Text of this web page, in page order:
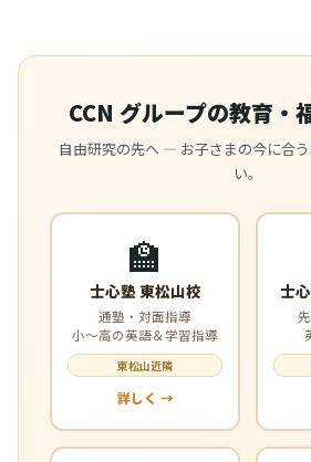
CCN グループの教育・
自由研究の先へ — お子さまの今に合
い。
🏫
士心塾 東松山校
通塾・対面指導
小〜高の英語＆学習指導
東松山近隣
詳しく →
士